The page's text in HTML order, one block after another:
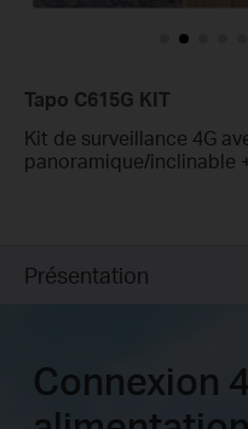
Tapo C615G KIT
Kit de surveillance 4G
panoramique/inclinable
Présentation
Connexion